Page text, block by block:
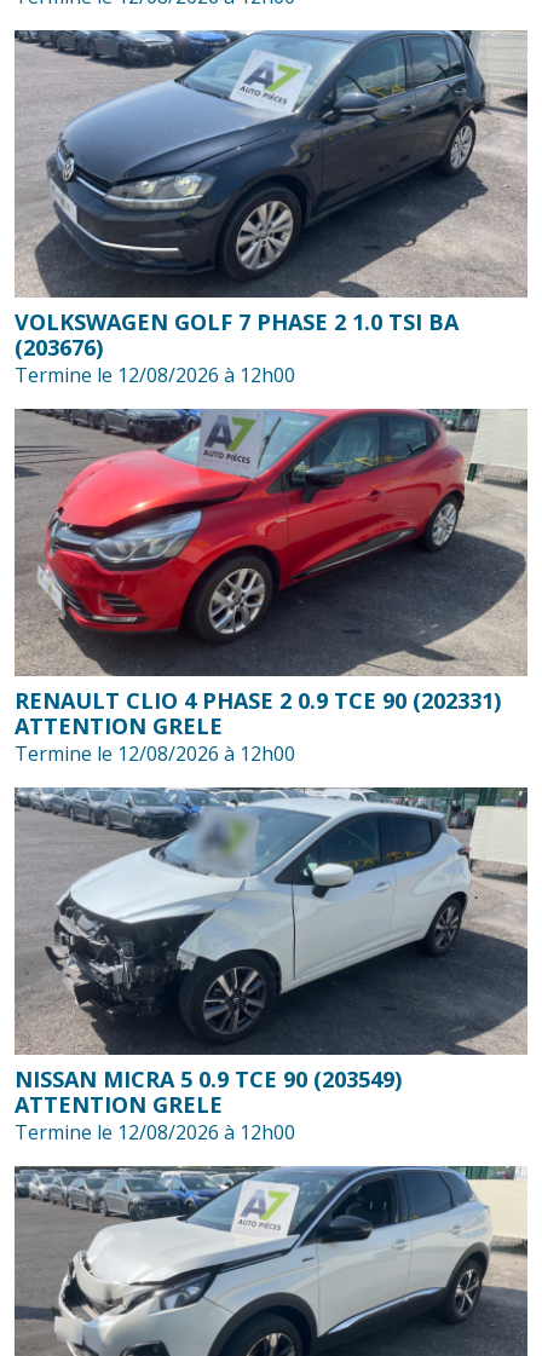
VOLKSWAGEN GOLF 7 PHASE 2 1.0 TSI BA
(203676)
Termine le 12/08/2026 à 12h00
RENAULT CLIO 4 PHASE 2 0.9 TCE 90 (202331)
ATTENTION GRELE
Termine le 12/08/2026 à 12h00
NISSAN MICRA 5 0.9 TCE 90 (203549)
ATTENTION GRELE
Termine le 12/08/2026 à 12h00